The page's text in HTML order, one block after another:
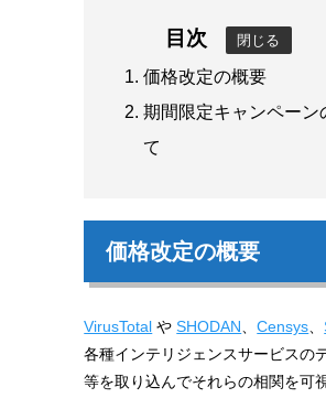
目次 閉じる
価格改定の概要
期間限定キャンペーン
て
価格改定の概要
VirusTotal やSHODAN 、Censys 、
各種インテリジェンスサービスの
等を取り込んでそれらの相関を可